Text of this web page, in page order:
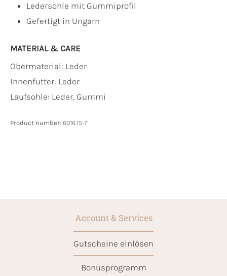
Ledersohle mit Gummiprofil
Gefertigt in Ungarn
MATERIAL & CARE
Obermaterial: Leder
Innenfutter: Leder
Laufsohle: Leder, Gummi
Product number: 6016.15-7
Account & Services
Gutscheine einlösen
Bonusprogramm